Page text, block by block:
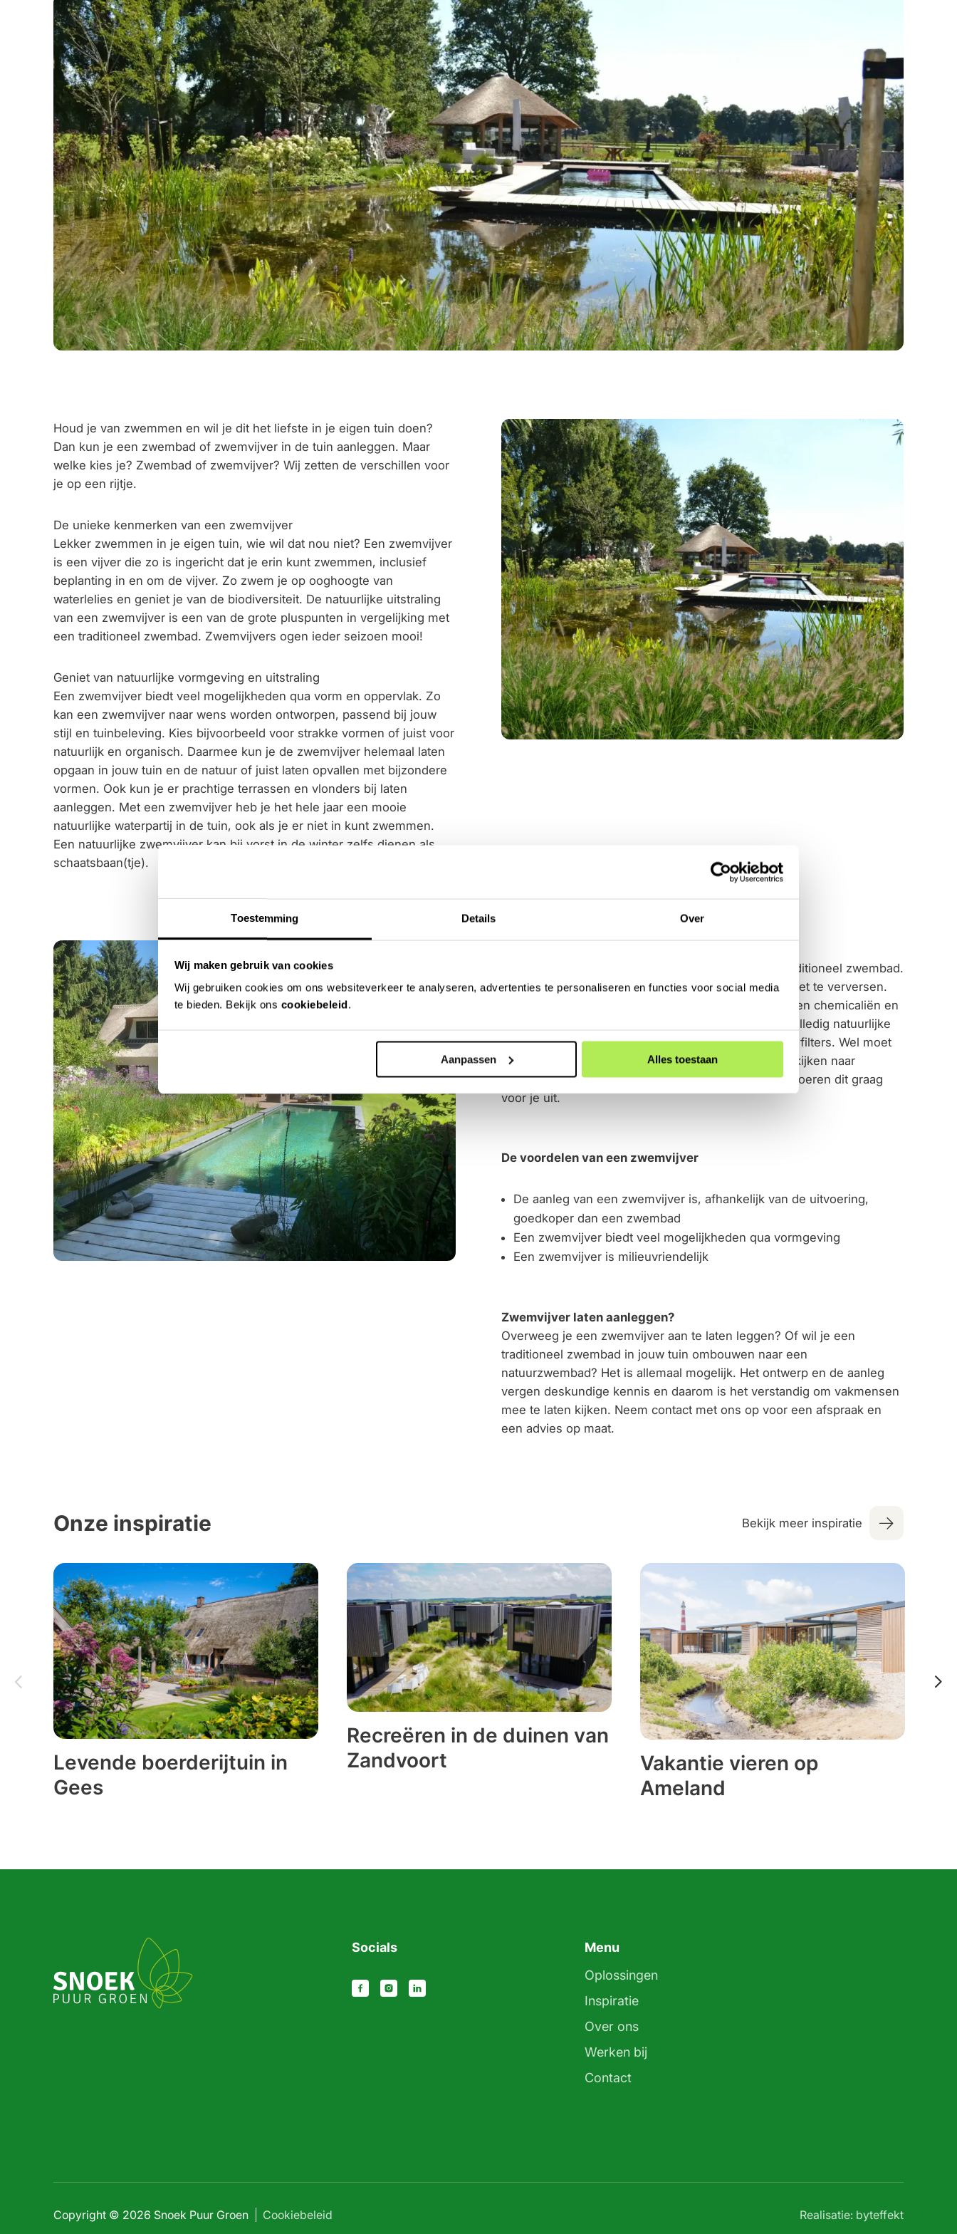
Toestemming Details Over
Wij maken gebruik van cookies
Wij gebruiken cookies om ons websiteverkeer te analyseren, advertenties te personaliseren en functies voor social media
te bieden. Bekijk ons cookiebeleid.
Aanpassen Alles toestaan
Houd je van zwemmen en wil je dit het liefste in je eigen tuin doen?
Dan kun je een zwembad of zwemvijver in de tuin aanleggen. Maar
welke kies je? Zwembad of zwemvijver? Wij zetten de verschillen voor
je op een rijtje.
De unieke kenmerken van een zwemvijver
Lekker zwemmen in je eigen tuin, wie wil dat nou niet? Een zwemvijver
is een vijver die zo is ingericht dat je erin kunt zwemmen, inclusief
beplanting in en om de vijver. Zo zwem je op ooghoogte van
waterlelies en geniet je van de biodiversiteit. De natuurlijke uitstraling
van een zwemvijver is een van de grote pluspunten in vergelijking met
een traditioneel zwembad. Zwemvijvers ogen ieder seizoen mooi!
Geniet van natuurlijke vormgeving en uitstraling
Een zwemvijver biedt veel mogelijkheden qua vorm en oppervlak. Zo
kan een zwemvijver naar wens worden ontworpen, passend bij jouw
stijl en tuinbeleving. Kies bijvoorbeeld voor strakke vormen of juist voor
natuurlijk en organisch. Daarmee kun je de zwemvijver helemaal laten
opgaan in jouw tuin en de natuur of juist laten opvallen met bijzondere
vormen. Ook kun je er prachtige terrassen en vlonders bij laten
aanleggen. Met een zwemvijver heb je het hele jaar een mooie
natuurlijke waterpartij in de tuin, ook als je er niet in kunt zwemmen.
Een natuurlijke zwemvijver kan bij vorst in de winter zelfs dienen als
schaatsbaan(tje).
Een zwemvijver vraagt ander onderhoud dan een traditioneel zwembad.
Het water van een zwemvijver hoef je bijvoorbeeld niet te verversen.
Ander belangrijk verschil is dat in een zwemvijver geen chemicaliën en
chloor worden toegepast. Zwemvijvers worden op volledig natuurlijke
wijze gezuiverd met planten, natuurlijke bacteriën en filters. Wel moet
je periodiek onderhoud doen. Heb je liever geen omkijken naar
onderhoud? De specialisten van Snoek Puur Groen voeren dit graag
voor je uit.
De voordelen van een zwemvijver
De aanleg van een zwemvijver is, afhankelijk van de uitvoering,
goedkoper dan een zwembad
Een zwemvijver biedt veel mogelijkheden qua vormgeving
Een zwemvijver is milieuvriendelijk
Zwemvijver laten aanleggen?
Overweeg je een zwemvijver aan te laten leggen? Of wil je een
traditioneel zwembad in jouw tuin ombouwen naar een
natuurzwembad? Het is allemaal mogelijk. Het ontwerp en de aanleg
vergen deskundige kennis en daarom is het verstandig om vakmensen
mee te laten kijken. Neem contact met ons op voor een afspraak en
een advies op maat.
Onze inspiratie Bekijk meer inspiratie
Levende boerderijtuin in
Gees
Recreëren in de duinen van
Zandvoort
Vakantie vieren op
Ameland
Socials
Menu
Oplossingen
Inspiratie
Over ons
Werken bij
Contact
Copyright © 2026 Snoek Puur Groen Cookiebeleid Realisatie: byteffekt